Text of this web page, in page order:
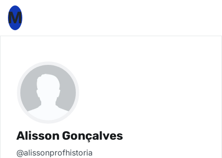
M
Alisson Gonçalves
@alissonprofhistoria